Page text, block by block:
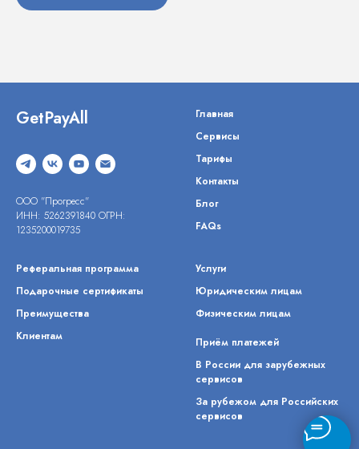
GetPayAll
ООО "Прогресс"
ИНН: 5262391840 ОГРН:
1235200019735
Главная
Сервисы
Тарифы
Контакты
Блог
FAQs
Реферальная программа
Подарочные сертификаты
Преимущества
Клиентам
Услуги
Юридическим лицам
Физическим лицам
Приём платежей
В России для зарубежных
сервисов
За рубежом для Российских
сервисов